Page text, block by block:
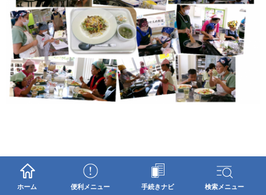
ホーム 便利メニュー 手続きナビ 検索メニュー
令和6年度「知って得する！お塩ひかえめ